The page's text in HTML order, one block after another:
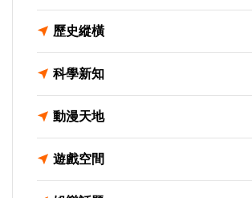
歷史縱橫
科學新知
動漫天地
遊戲空間